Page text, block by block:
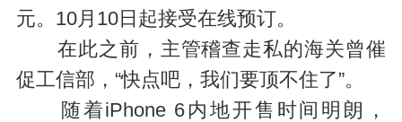
元。10月10日起接受在线预订。
在此之前，主管稽查走私的海关曾催
促工信部，“快点吧，我们要顶不住了”。
随着iPhone 6内地开售时间明朗，